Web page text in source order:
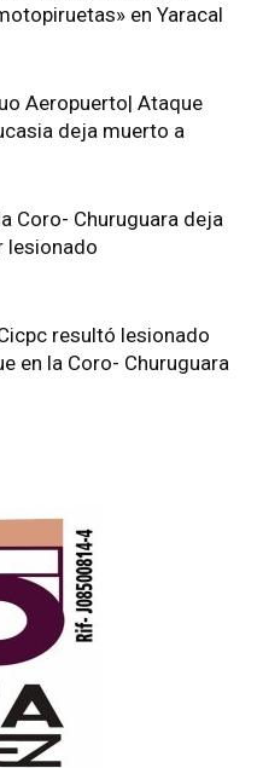
en Yaracal
Aeropuerto| Ataque
deja muerto a
Coro- Churuguara deja
lesionado
resultó lesionado
en la Coro- Churuguara